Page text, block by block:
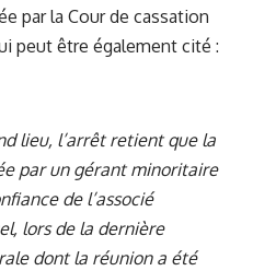
par la Cour de cassation
peut être également cité :
l’arrêt retient que la
par un gérant minoritaire
de l’associé
lors de la dernière
dont la réunion a été